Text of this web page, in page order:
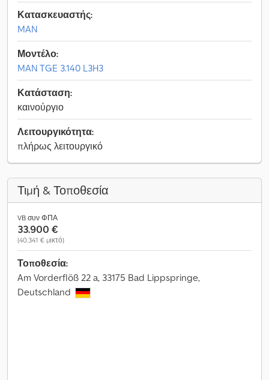
Κατασκευαστής:
MAN
Μοντέλο:
MAN TGE 3.140 L3H3
Κατάσταση:
καινούργιο
Λειτουργικότητα:
πλήρως λειτουργικό
Τιμή & Τοποθεσία
VB συν ΦΠΑ
33.900 €
(40.341 € μικτό)
Τοποθεσία:
Am Vorderflöß 22 a, 33175 Bad Lippspringe,
Deutschland